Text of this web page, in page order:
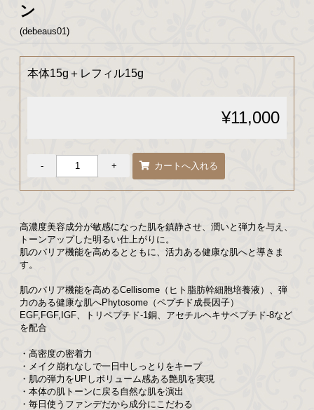
ン
(debeaus01)
本体15g＋レフィル15g
¥11,000
高濃度美容成分が敏感になった肌を鎮静させ、潤いと弾力を与え、
トーンアップした明るい仕上がりに。
肌のバリア機能を高めるとともに、活力ある健康な肌へと導きま
す。
肌のバリア機能を高めるCellisome（ヒト脂肪幹細胞培養液）、弾
力のある健康な肌へPhytosome（ペプチド成長因子）
EGF,FGF,IGF、トリペプチド-1銅、アセチルヘキサペプチド-8など
を配合
・高密度の密着力
・メイク崩れなしで一日中しっとりをキープ
・肌の弾力をUPしボリューム感ある艶肌を実現
・本体の肌トーンに戻る自然な肌を演出
・毎日使うファンデだから成分にこだわる